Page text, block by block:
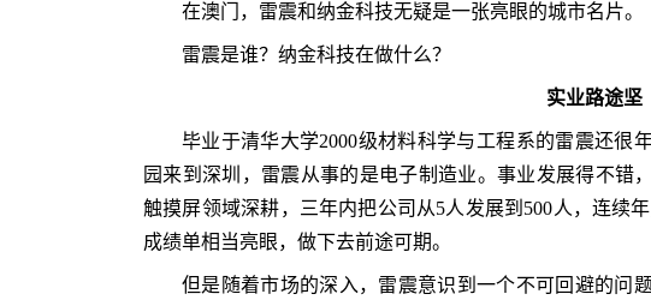
在澳门，雷震和纳金科技无疑是一张亮眼的城市名片。
雷震是谁？纳金科技在做什么？
实业路途坚
毕业于清华大学2000级材料科学与工程系的雷震还很
园来到深圳，雷震从事的是电子制造业。事业发展得不错
触摸屏领域深耕，三年内把公司从5人发展到500人，连续
成绩单相当亮眼，做下去前途可期。
但是随着市场的深入，雷震意识到一个不可回避的问